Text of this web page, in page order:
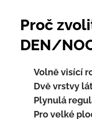
Proč
DEN/
Volně visící
Dvě vrstvy
Plynulá
Pro velké